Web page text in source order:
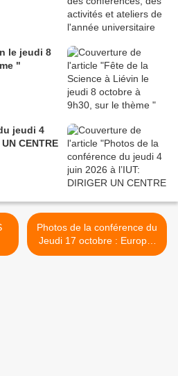
le jeudi 8
"
jeudi 4
Photos de la conférence du
Jeudi 17 octobre : Europe,
la polonité >